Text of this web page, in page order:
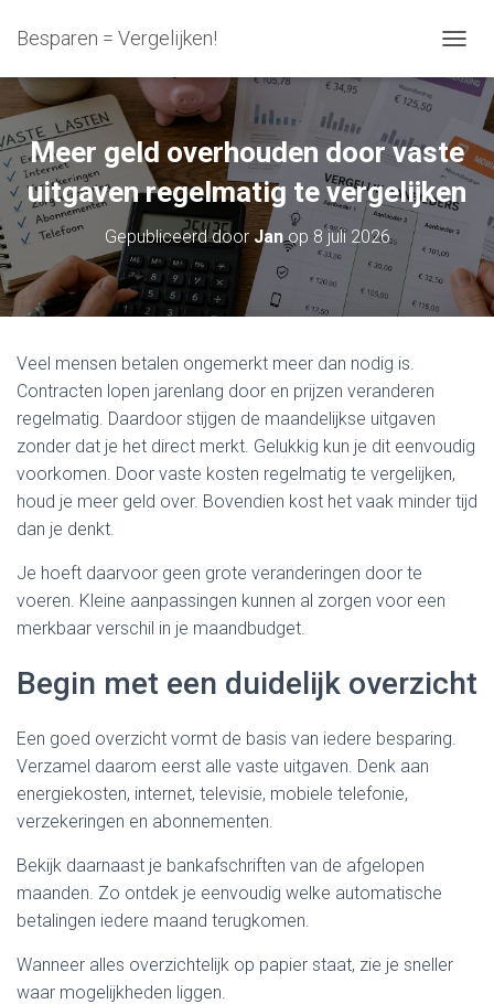
Besparen = Vergelijken!
A
G
A
T
I
S
S
Meer geld overhouden door vaste
uitgaven regelmatig te vergelijken
Gepubliceerd doorJanop 8 juli 2026
Veel mensen betalen ongemerkt meer dan nodig is.
Contracten lopen jarenlang door en prijzen veranderen
regelmatig. Daardoor stijgen de maandelijkse uitgaven
zonder dat je het direct merkt. Gelukkig kun je dit eenvoudig
voorkomen. Door vaste kosten regelmatig te vergelijken,
houd je meer geld over. Bovendien kost het vaak minder tijd
dan je denkt.
Je hoeft daarvoor geen grote veranderingen door te
voeren. Kleine aanpassingen kunnen al zorgen voor een
merkbaar verschil in je maandbudget.
Begin met een duidelijk overzicht
Een goed overzicht vormt de basis van iedere besparing.
Verzamel daarom eerst alle vaste uitgaven. Denk aan
energiekosten, internet, televisie, mobiele telefonie,
verzekeringen en abonnementen.
Bekijk daarnaast je bankafschriften van de afgelopen
maanden. Zo ontdek je eenvoudig welke automatische
betalingen iedere maand terugkomen.
Wanneer alles overzichtelijk op papier staat, zie je sneller
waar mogelijkheden liggen.